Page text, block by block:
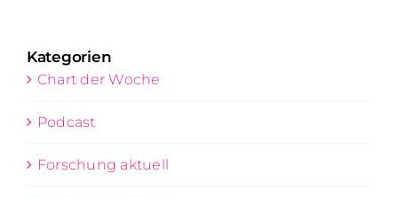
Kategorien
Chart der Woche
Podcast
Forschung aktuell